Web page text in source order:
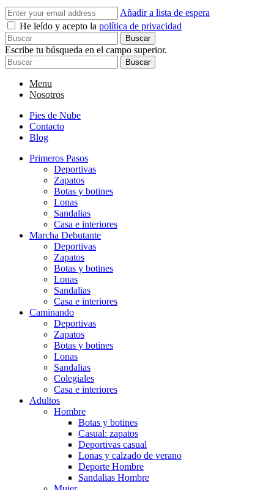
Añadir a lista de espera
He leído y acepto la política de privacidad
Buscar
Escribe tu búsqueda en el campo superior.
Buscar
Menu
Nosotros
Pies de Nube
Contacto
Blog
Primeros Pasos
Deportivas
Zapatos
Botas y botines
Lonas
Sandalias
Casa e interiores
Marcha Debutante
Deportivas
Zapatos
Botas y botines
Lonas
Sandalias
Casa e interiores
Caminando
Deportivas
Zapatos
Botas y botines
Lonas
Sandalias
Colegiales
Casa e interiores
Adultos
Hombre
Botas y botines
Casual: zapatos
Deportivas casual
Lonas y calzado de verano
Deporte Hombre
Sandalias Hombre